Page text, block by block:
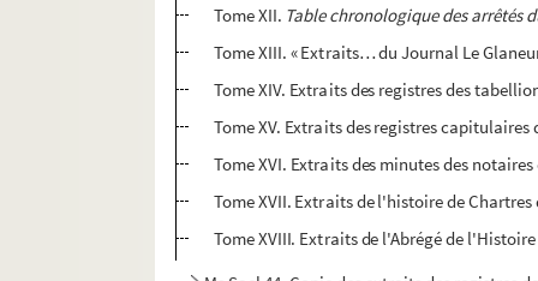
Tome XII. Table chronologique des arrêtés
Tome XIII. « Extraits… du Journal Le
Tome XIV. Extraits des registres des
Tome XV. Extraits des registres
Tome XVI. Extraits des minutes des
Tome XVII. Extraits de l'histoire de